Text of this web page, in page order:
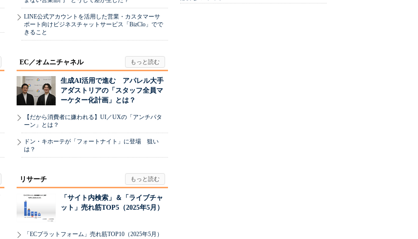
LINE公式アカウントを活用した営業・カスタマーサ
ポート向けビジネスチャットサービス「BizClo」でで
きること
EC／オムニチャネル
生成AI活用で進む アパレル大手
アダストリアの「スタッフ全員マ
ーケター化計画」とは？
【だから消費者に嫌われる】UI／UXの「アンチパタ
ーン」とは？
ドン・キホーテが「フォートナイト」に登場 狙い
は？
リサーチ
「サイト内検索」＆「ライブチャ
ット」売れ筋TOP5（2025年5月）
「ECプラットフォーム」売れ筋TOP10（2025年5月）